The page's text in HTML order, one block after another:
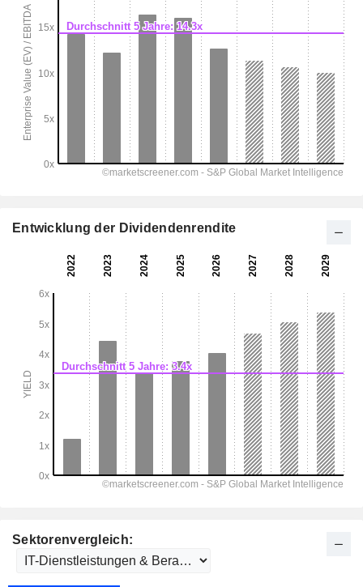
Sektorenvergleich:
Entwicklung der Dividendenrendite